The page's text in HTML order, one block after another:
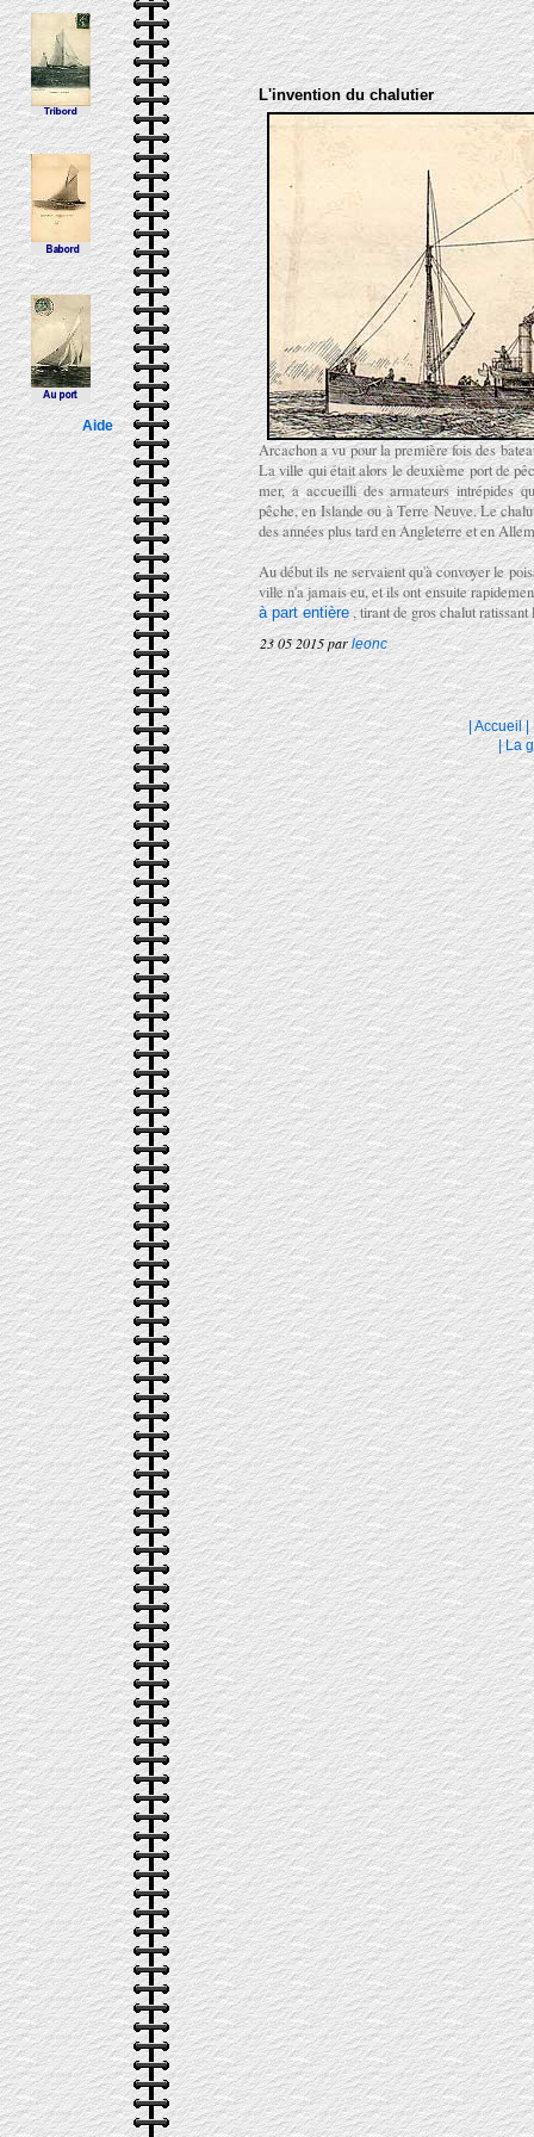
Aide
L'invention du chalutier
Arcachon a vu pour la première fois des
La ville qui était alors le deuxième port de
mer, a accueilli des armateurs intrépides
pêche, en Islande ou à Terre Neuve. Le
des années plus tard en Angleterre et en
Au début ils ne servaient qu'à convoyer le
ville n'a jamais eu, et ils ont ensuite
à part entière, tirant de gros chalut ratissant
23 05 2015 parleonc
| Accueil |
|La